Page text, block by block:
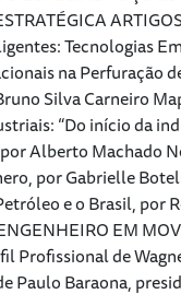
Tecnologias
na Perfuração
Silva Carneiro
“Do início da
Alberto Machado
por Gabrielle
e o Brasil, por
EM
Profissional de
Paulo Baraona,